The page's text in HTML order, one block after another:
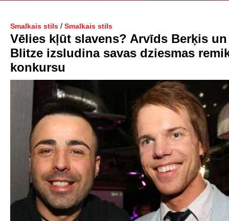
Smalkais stils / Smalkais stils
Vēlies kļūt slavens? Arvīds Berķis
Blitze izsludina savas dziesmas
konkursu